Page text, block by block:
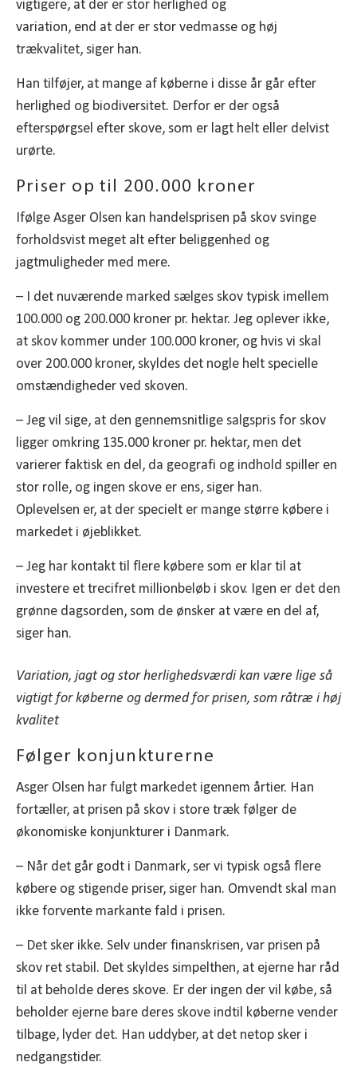
vigtigere, at der er stor herlighed og
variation, end at der er stor vedmasse og høj
trækvalitet, siger han.
Han tilføjer, at mange af køberne i disse år går efter
herlighed og biodiversitet. Derfor er der også
efterspørgsel efter skove, som er lagt helt eller delvist
urørte.
Priser op til 200.000 kroner
Ifølge Asger Olsen kan handelsprisen på skov svinge
forholdsvist meget alt efter beliggenhed og
jagtmuligheder med mere.
– I det nuværende marked sælges skov typisk imellem
100.000 og 200.000 kroner pr. hektar. Jeg oplever ikke,
at skov kommer under 100.000 kroner, og hvis vi skal
over 200.000 kroner, skyldes det nogle helt specielle
omstændigheder ved skoven.
– Jeg vil sige, at den gennemsnitlige salgspris for skov
ligger omkring 135.000 kroner pr. hektar, men det
varierer faktisk en del, da geografi og indhold spiller en
stor rolle, og ingen skove er ens, siger han.
Oplevelsen er, at der specielt er mange større købere i
markedet i øjeblikket.
– Jeg har kontakt til flere købere som er klar til at
investere et trecifret millionbeløb i skov. Igen er det den
grønne dagsorden, som de ønsker at være en del af,
siger han.
Variation, jagt og stor herlighedsværdi kan være lige så
vigtigt for køberne og dermed for prisen, som råtræ i høj
kvalitet
Følger konjunkturerne
Asger Olsen har fulgt markedet igennem årtier. Han
fortæller, at prisen på skov i store træk følger de
økonomiske konjunkturer i Danmark.
– Når det går godt i Danmark, ser vi typisk også flere
købere og stigende priser, siger han. Omvendt skal man
ikke forvente markante fald i prisen.
– Det sker ikke. Selv under finanskrisen, var prisen på
skov ret stabil. Det skyldes simpelthen, at ejerne har råd
til at beholde deres skove. Er der ingen der vil købe, så
beholder ejerne bare deres skove indtil køberne vender
tilbage, lyder det. Han uddyber, at det netop sker i
nedgangstider.